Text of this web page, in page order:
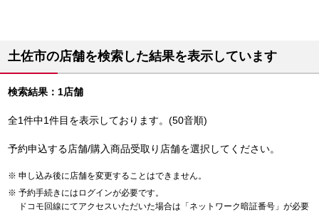
土佐市の店舗を検索した結果を表示しています
検索結果：1店舗
全1件中1件目を表示しております。(50音順)
予約申込する店舗/購入商品受取り店舗を選択してください。
申し込み後に店舗を変更することはできません。
予約手続きにはログインが必要です。
ドコモ回線にてアクセスいただいた場合は「ネットワーク暗証番号」が必要